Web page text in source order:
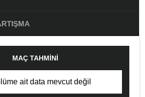
MAÇ TAHMINI
ait data mevcut değil